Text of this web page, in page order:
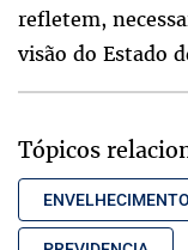
refletem,
visão do Estado
Tópicos
ENVELHECIMENTO